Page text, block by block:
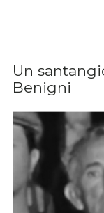
Un
Benigni